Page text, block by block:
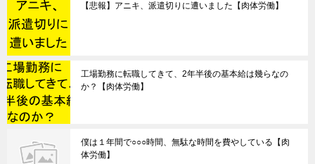
【悲報】アニキ、派遣切りに遭いました【肉体労働】
工場勤務に転職してきて、2年半後の基本給は幾らなの
か？【肉体労働】
僕は１年間で○○○時間、無駄な時間を費やしている【肉
体労働】